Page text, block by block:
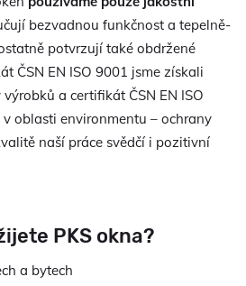
bezvadnou funkčnost a tepelně-
potvrzují také obdržené
ČSN EN ISO 9001 jsme získali
a certifikát ČSN EN ISO
oblasti environmentu – ochrany
naší práce svědčí i pozitivní
PKS okna?
a bytech